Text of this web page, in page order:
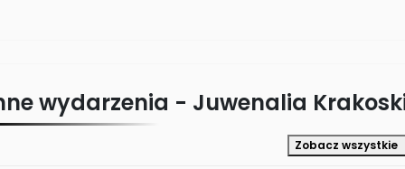
Zobacz wszystkie
wydarzenia - Juwenalia